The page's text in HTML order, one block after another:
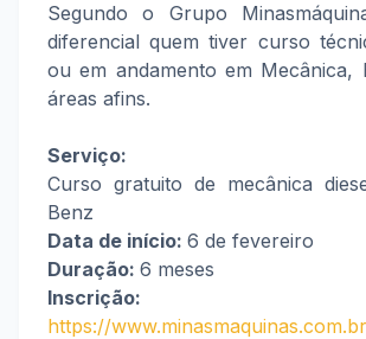
Segundo o Grupo
diferencial quem tiver curso
ou em andamento em Mecânica,
áreas afins.
Serviço:
Curso gratuito de mecânica
Benz
Data de início: 6 de fevereiro
Duração: 6 meses
Inscrição:
https://